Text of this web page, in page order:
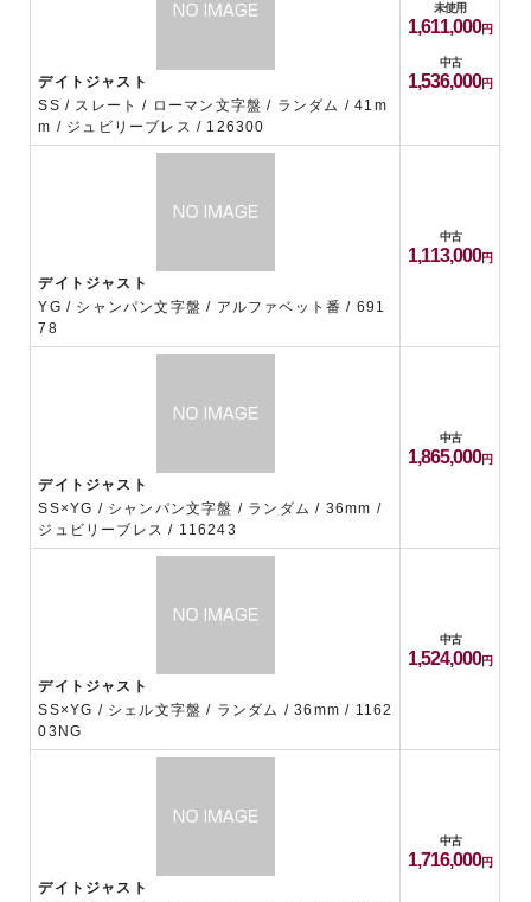
デイトジャスト
SS / スレート / ローマン文字盤 / ランダム / 41m
m / ジュビリーブレス / 126300
未使用
1,611,000
中古
1,536,000
デイトジャスト
YG / シャンパン文字盤 / アルファベット番 / 691
78
中古
1,113,000
デイトジャスト
SS×YG / シャンパン文字盤 / ランダム / 36mm /
ジュビリーブレス / 116243
中古
1,865,000
デイトジャスト
SS×YG / シェル文字盤 / ランダム / 36mm / 1162
03NG
中古
1,524,000
デイトジャスト
中古
1,716,000